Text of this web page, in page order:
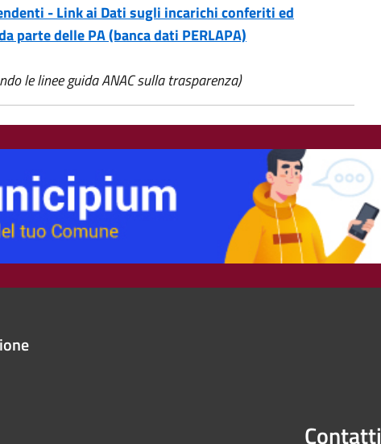
- Link ai Dati sugli incarichi conferiti ed
parte delle PA (banca dati PERLAPA)
le linee guida ANAC sulla trasparenza)
Contatti